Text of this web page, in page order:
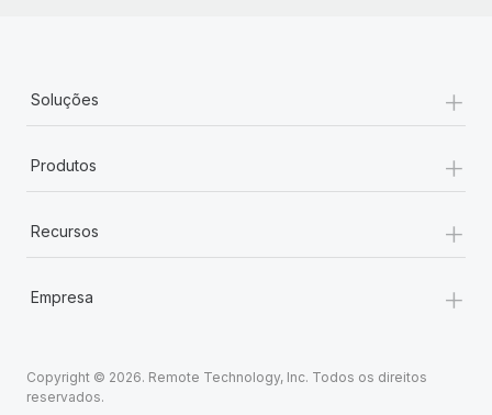
Soluções +
Produtos +
Recursos +
Empresa +
Copyright © 2026. Remote Technology, Inc. Todos os direitos
reservados.